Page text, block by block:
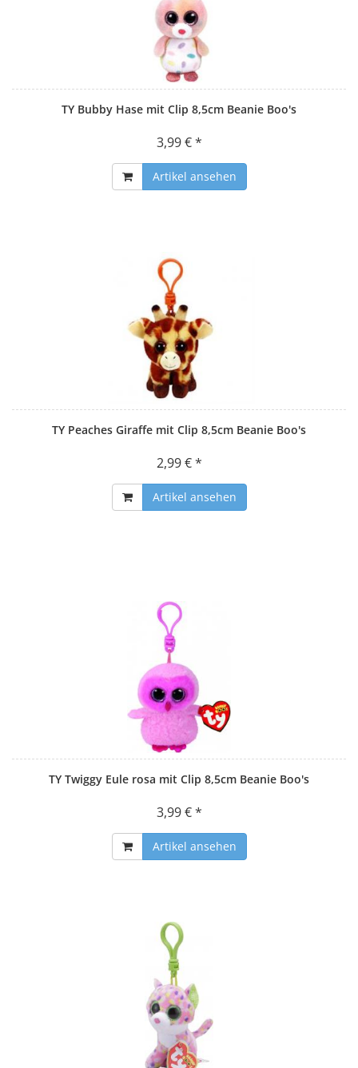
TY Bubby Hase mit Clip 8,5cm Beanie Boo's
3,99 € *
Artikel ansehen
TY Peaches Giraffe mit Clip 8,5cm Beanie Boo's
2,99 € *
Artikel ansehen
TY Twiggy Eule rosa mit Clip 8,5cm Beanie Boo's
3,99 € *
Artikel ansehen